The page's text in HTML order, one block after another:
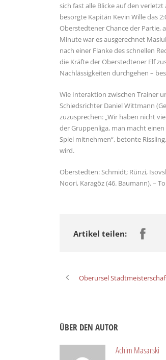
sich fast alle Blicke auf den
besorgte Kapitän Kevin Wille das
Oberstedtener Chance der Partie,
Minute war es ausgerechnet
nach einer Flanke des schnellen
die Kräfte der Oberstedtener Elf
Nachlässigkeiten durchgehen –
Wie Interaktion zwischen Trainer
Schiedsrichter Daniel Wittmann
zuzusprechen: „Wir haben nicht
der Gruppenliga, man macht
Spiel mitnehmen“, betonte
wird.
Oberstedten: Schmidt; Rünzi,
Noori, Karagöz (46. Baumann). –
Artikel teilen:
Oberursel
ÜBER DEN AUTOR
Achim Masarski